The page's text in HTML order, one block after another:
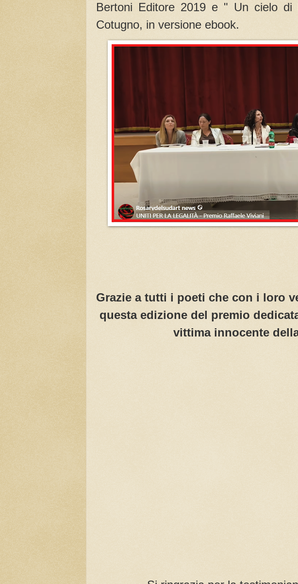
Bertoni Editore 2019 e " Un cielo
Cotugno, in versione ebook.
Grazie a tutti i poeti che con i loro
questa edizione del premio
vittima innocente